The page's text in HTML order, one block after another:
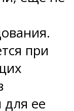
при
для ее